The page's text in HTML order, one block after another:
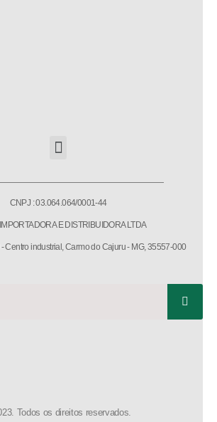
CNPJ : 03.064.064/0001-44
E DISTRIBUIDORA LTDA
Centro industrial, Carmo do Cajuru - MG, 35557-000
Todos os direitos reservados.